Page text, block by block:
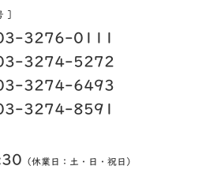
］
3276-0111
3274-5272
3274-6493
3274-8591
（休業日：土・日・祝日）